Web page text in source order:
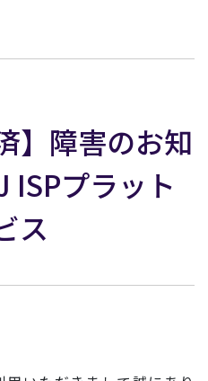
】障害のお知
ISPプラット
ス